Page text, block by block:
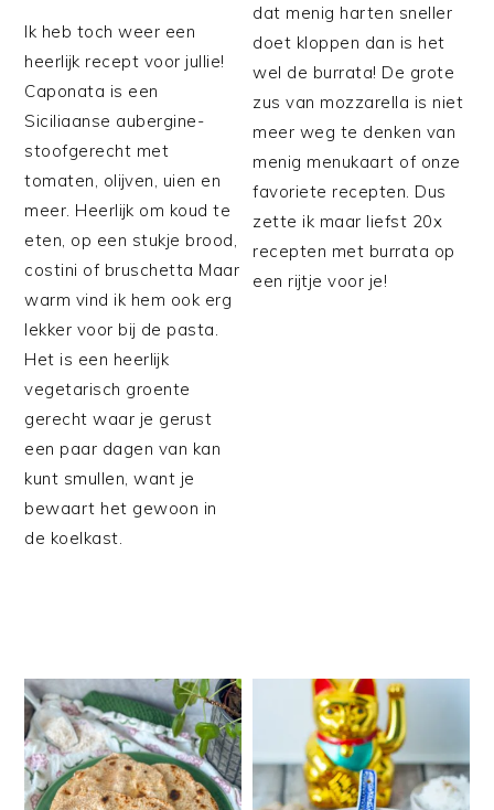
Ik heb toch weer een
heerlijk recept voor jullie!
Caponata is een
Siciliaanse aubergine-
stoofgerecht met
tomaten, olijven, uien en
meer. Heerlijk om koud te
eten, op een stukje brood,
costini of bruschetta Maar
warm vind ik hem ook erg
lekker voor bij de pasta.
Het is een heerlijk
vegetarisch groente
gerecht waar je gerust
een paar dagen van kan
kunt smullen, want je
bewaart het gewoon in
de koelkast.
dat menig harten sneller
doet kloppen dan is het
wel de burrata! De grote
zus van mozzarella is niet
meer weg te denken van
menig menukaart of onze
favoriete recepten. Dus
zette ik maar liefst 20x
recepten met burrata op
een rijtje voor je!